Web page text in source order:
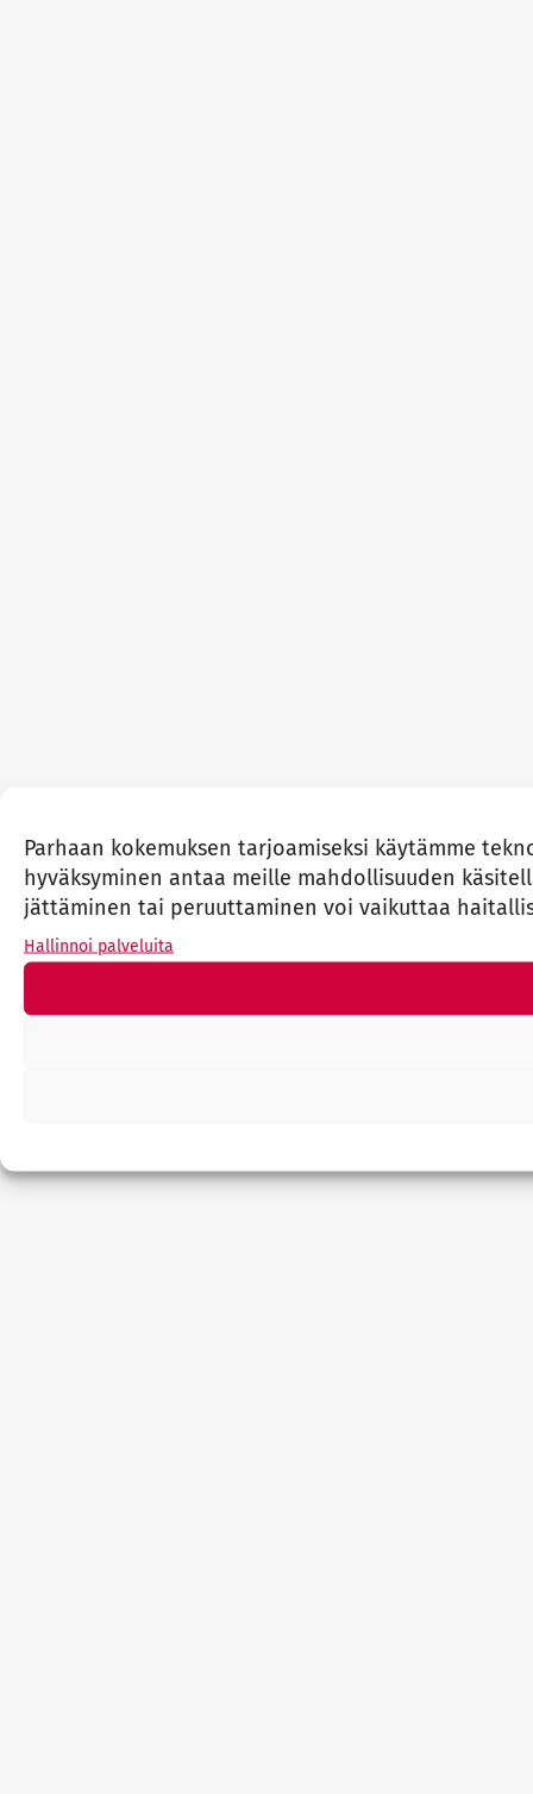
Parhaan kokemuksen tarjoamiseksi käytämme
hyväksyminen antaa meille mahdollisuuden
jättäminen tai peruuttaminen voi vaikuttaa
Hallinnoi palveluita